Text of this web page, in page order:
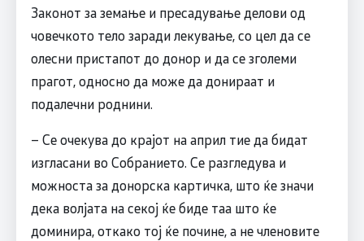
Законот за земање и пресадување делови од
човечкото тело заради лекување, со цел да се
олесни пристапот до донор и да се зголеми
прагот, односно да може да донираат и
подалечни роднини.
– Се очекува до крајот на април тие да бидат
изгласани во Собранието. Се разгледува и
можноста за донорска картичка, што ќе значи
дека волјата на секој ќе биде таа што ќе
доминира, откако тој ќе почине, а не членовите